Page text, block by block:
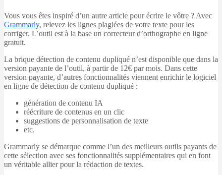
Vous vous êtes inspiré d’un autre article pour écrire le vôtre ? Avec
Grammarly, relevez les lignes plagiées de votre texte pour les
corriger. L’outil est à la base un correcteur d’orthographe en ligne
gratuit.
La brique détection de contenu dupliqué n’est disponible que dans la
version payante de l’outil, à partir de 12€ par mois. Dans cette
version payante, d’autres fonctionnalités viennent enrichir le logiciel
en ligne de détection de contenu dupliqué :
génération de contenu IA
réécriture de contenus en un clic
suggestions de personnalisation de texte
etc.
Grammarly se démarque comme l’un des meilleurs outils payants de
cette sélection avec ses fonctionnalités supplémentaires qui en font
un véritable allier pour la rédaction de textes.